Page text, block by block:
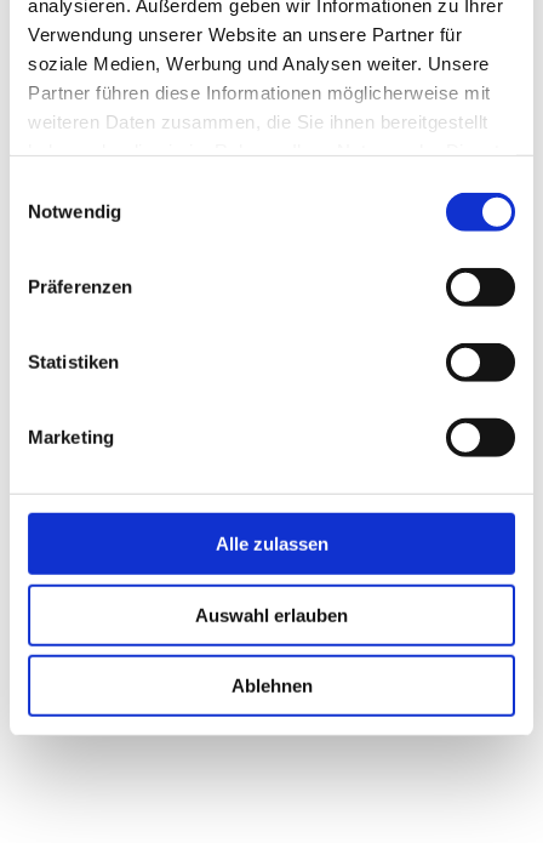
analysieren. Außerdem geben wir Informationen zu Ihrer
Verwendung unserer Website an unsere Partner für
soziale Medien, Werbung und Analysen weiter. Unsere
Partner führen diese Informationen möglicherweise mit
weiteren Daten zusammen, die Sie ihnen bereitgestellt
jederzeit auf unserer Datenschutzseite ändern.
Notwendig
Präferenzen
Statistiken
Marketing
Alle zulassen
Auswahl erlauben
Ablehnen
Change Management,
Nachhaltigkeit,
WorkPlace Flash
Arbeitskultur in einem
MEHR